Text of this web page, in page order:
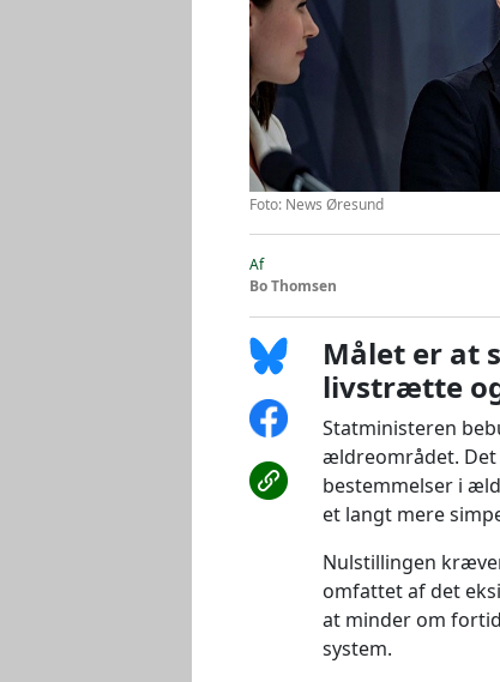
Foto: News Øresund
Af
Bo Thomsen
Målet er at
livstrætte
Statministeren
ældreområdet. Det
bestemmelser i
et langt mere
Nulstillingen
omfattet af det
at minder om
system.